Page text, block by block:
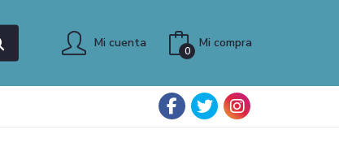
Mi cuenta Mi compra
0